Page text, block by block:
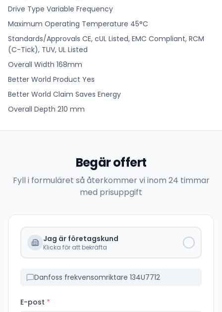
Drive Type Variable Frequency
Maximum Operating Temperature 45°C
Standards/Approvals CE, cUL Listed, EMC Compliant, RCM
(C-Tick), TUV, UL Listed
Overall Width 168mm
Better World Product Yes
Better World Claim Saves Energy
Overall Depth 210 mm
Begär offert
Fyll i formuläret så återkommer vi inom 24 timmar
med prisuppgift
Jag är företagskund
Klicka för att bekräfta
Danfoss frekvensomriktare 134U7712
E-post *